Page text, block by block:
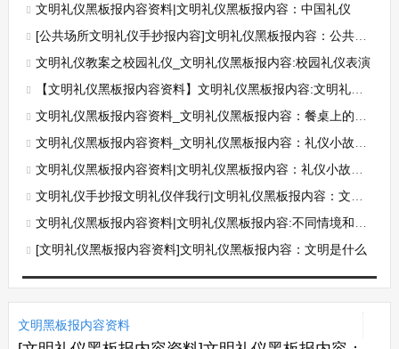
文明礼仪黑板报内容资料|文明礼仪黑板报内容：中国礼仪
[公共场所文明礼仪手抄报内容]文明礼仪黑板报内容：公共场所的文明礼仪
文明礼仪教案之校园礼仪_文明礼仪黑板报内容:校园礼仪表演
【文明礼仪黑板报内容资料】文明礼仪黑板报内容:文明礼仪名人名言
文明礼仪黑板报内容资料_文明礼仪黑板报内容：餐桌上的礼仪
文明礼仪黑板报内容资料_文明礼仪黑板报内容：礼仪小故事之千里送鹅毛
文明礼仪黑板报内容资料|文明礼仪黑板报内容：礼仪小故事之千里送鹅毛
文明礼仪手抄报文明礼仪伴我行|文明礼仪黑板报内容：文明礼仪伴我行
文明礼仪黑板报内容资料|文明礼仪黑板报内容:不同情境和场合的礼貌用语
[文明礼仪黑板报内容资料]文明礼仪黑板报内容：文明是什么
文明黑板报内容资料